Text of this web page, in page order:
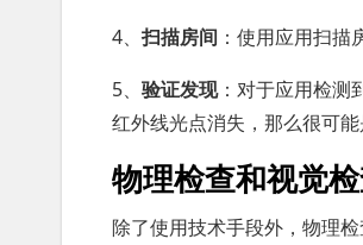
4、扫描房间 ：使用应用扫描
5、 验证发现：对于应用检测
红外线光点消失，那么很可能
物理检查和视觉
除了使用技术手段外，物理